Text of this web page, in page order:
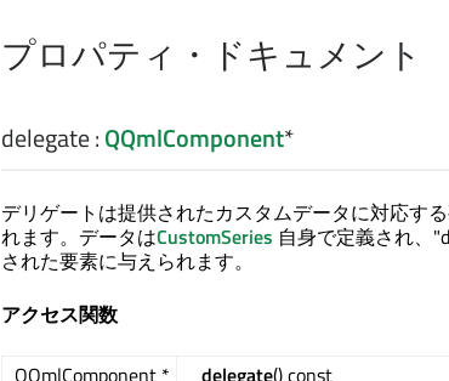
プロパティ・ドキュメント
delegate:QQmlComponent*
デリゲートは提供されたカスタムデータに対応す
れます。データはCustomSeries 自身で定義され、
された要素に与えられます。
アクセス関数
QQmlComponent * delegate() const